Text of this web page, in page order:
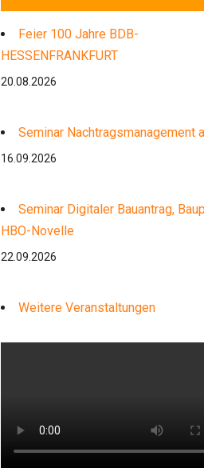
Feier 100 Jahre BDB-
HESSENFRANKFURT
20.08.2026
Seminar Nachtragsmanagement
16.09.2026
Seminar Digitaler Bauantrag,
HBO-Novelle
22.09.2026
Weitere Veranstaltungen